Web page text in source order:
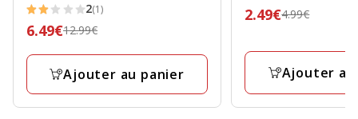
2
étoiles
avec
avis
2(1)
Prix
12.99€,
prix
final
6.49€12.99€
Ajouter au panier
Prix
4.99€,
final
2.49€
2.49€4.99€
Ajouter